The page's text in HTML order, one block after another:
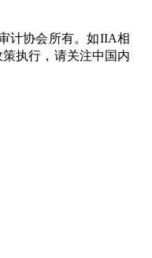
计协会所有。如IIA相
执行，请关注中国内